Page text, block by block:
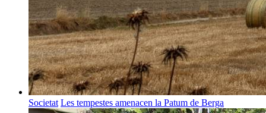
Societat Les tempestes amenacen la Patum de Berga